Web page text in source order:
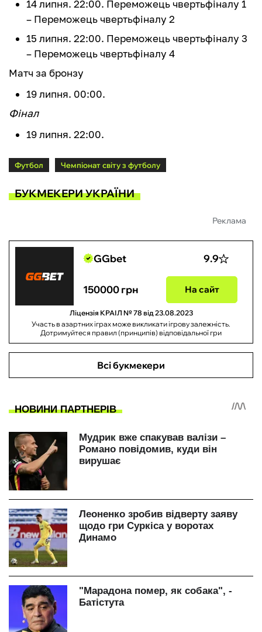
14 липня. 22:00. Переможець чвертьфіналу 1
– Переможець чвертьфіналу 2
15 липня. 22:00. Переможець чвертьфіналу 3
– Переможець чвертьфіналу 4
Матч за бронзу
19 липня. 00:00.
Фінал
19 липня. 22:00.
Футбол Чемпіонат світу з футболу
БУКМЕКЕРИ УКРАЇНИ
Реклама
GGbet 9.9
150000 грн На сайт
Ліцензія КРАІЛ № 78 від 23.08.2023
Участь в азартних іграх може викликати ігрову залежність.
Дотримуйтеся правил (принципів) відповідальної гри
Всі букмекери